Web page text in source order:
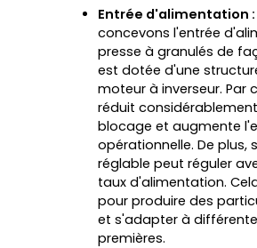
Entrée d'alimentation :
concevons l'entrée
presse à granulés de
est dotée d'une
moteur à inverseur. Par
réduit
blocage et augmente
opérationnelle. De plus,
réglable peut réguler
taux d'alimentation.
pour produire des
et s'adapter à
premières.